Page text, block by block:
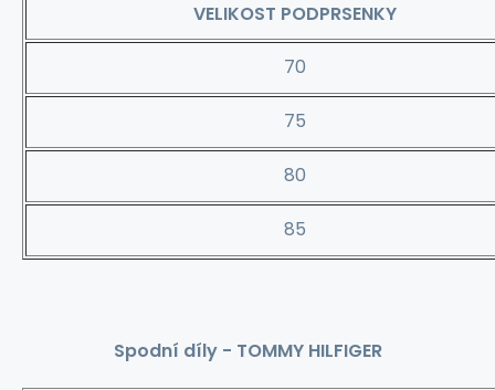
VELIKOST PODPRSENKY
70
75
80
85
Spodní díly - TOMMY HILFIGER